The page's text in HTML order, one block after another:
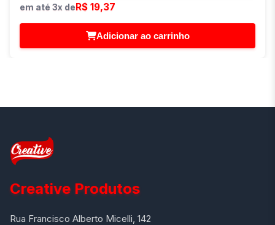
em até 3x deR$ 19,37
Adicionar ao carrinho
Creative Produtos
Rua Francisco Alberto Micelli, 142